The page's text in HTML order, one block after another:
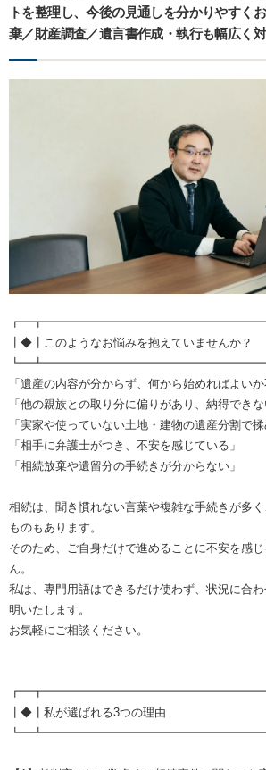
トを整理し、今後の見通しを分かりやすく
棄／財産調査／遺言書作成・執行も幅広く対
┃◆┃このようなお悩みを抱えていませんか？
「遺産の内容が分からず、何から始めればよいか
「他の親族との取り分に偏りがあり、納得できな
「実家や使っていない土地・建物の遺産分割で揉
「相手に弁護士がつき、不安を感じている」
「相続放棄や遺留分の手続きが分からない」
相続は、聞き慣れない言葉や複雑な手続きが多
ものもあります。
そのため、ご自身だけで進めることに不安を感
ん。
私は、専門用語はできるだけ使わず、状況に合
明いたします。
お気軽にご相談ください。
┃◆┃私が選ばれる3つの理由